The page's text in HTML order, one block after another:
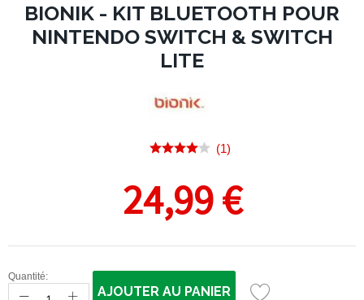
BIONIK - KIT BLUETOOTH POUR
NINTENDO SWITCH & SWITCH
LITE
(1)
24,99 €
Quantité:
AJOUTER AU PANIER